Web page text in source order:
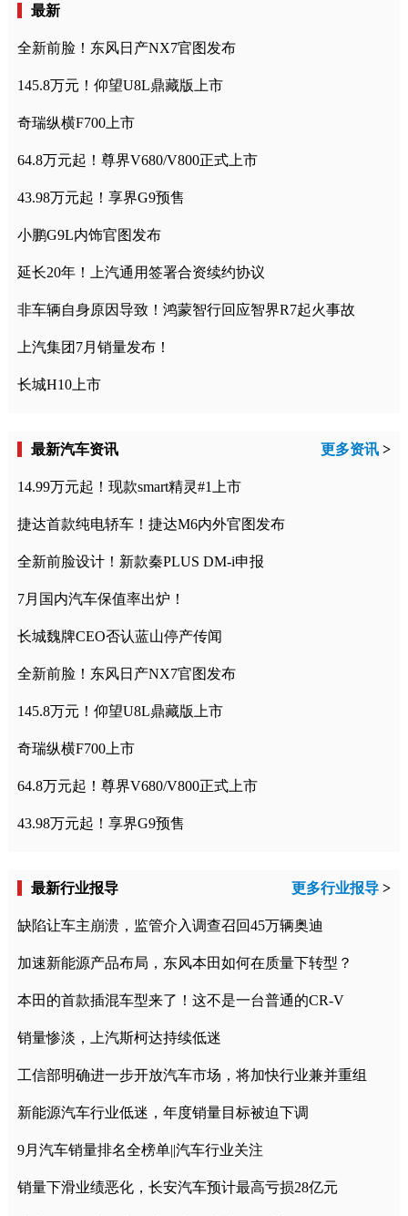
最新
全新前脸！东风日产NX7官图发布
145.8万元！仰望U8L鼎藏版上市
奇瑞纵横F700上市
64.8万元起！尊界V680/V800正式上市
43.98万元起！享界G9预售
小鹏G9L内饰官图发布
延长20年！上汽通用签署合资续约协议
非车辆自身原因导致！鸿蒙智行回应智界R7起火事故
上汽集团7月销量发布！
长城H10上市
最新汽车资讯 更多资讯 >
14.99万元起！现款smart精灵#1上市
捷达首款纯电轿车！捷达M6内外官图发布
全新前脸设计！新款秦PLUS DM-i申报
7月国内汽车保值率出炉！
长城魏牌CEO否认蓝山停产传闻
全新前脸！东风日产NX7官图发布
145.8万元！仰望U8L鼎藏版上市
奇瑞纵横F700上市
64.8万元起！尊界V680/V800正式上市
43.98万元起！享界G9预售
最新行业报导 更多行业报导 >
缺陷让车主崩溃，监管介入调查召回45万辆奥迪
加速新能源产品布局，东风本田如何在质量下转型？
本田的首款插混车型来了！这不是一台普通的CR-V
销量惨淡，上汽斯柯达持续低迷
工信部明确进一步开放汽车市场，将加快行业兼并重组
新能源汽车行业低迷，年度销量目标被迫下调
9月汽车销量排名全榜单||汽车行业关注
销量下滑业绩恶化，长安汽车预计最高亏损28亿元